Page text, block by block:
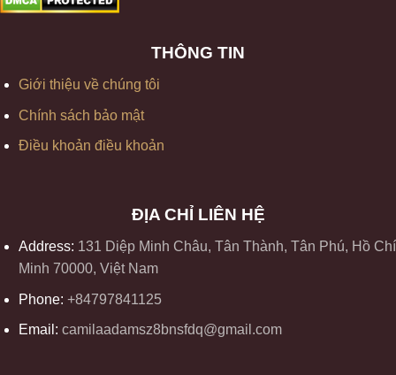
THÔNG TIN
Giới thiệu về chúng tôi
Chính sách bảo mật
Điều khoản điều khoản
ĐỊA CHỈ LIÊN HỆ
Address: 131 Diệp Minh Châu, Tân Thành, Tân Phú, Hồ Chí
Minh 70000, Việt Nam
Phone: +84797841125
Email: camilaadamsz8bnsfdq@gmail.com